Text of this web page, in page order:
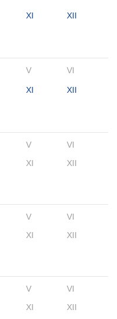
XI XII
V VI
XI XII
V
VI
XI XII
V
VI
XI XII
V
VI
XI XII